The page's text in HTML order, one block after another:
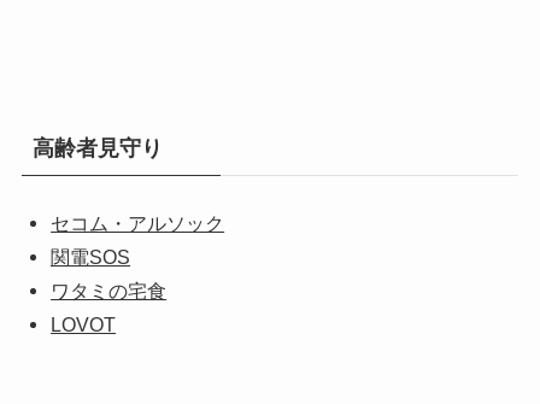
高齢者見守り
セコム・アルソック
関電SOS
ワタミの宅食
LOVOT